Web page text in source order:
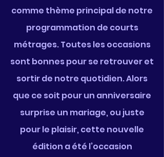
comme thème principal de notre
programmation de courts
métrages. Toutes les occasions
sont bonnes pour se retrouver et
sortir de notre quotidien. Alors
que ce soit pour un anniversaire
surprise un mariage, ou juste
pour le plaisir, cette nouvelle
édition a été l’occasion